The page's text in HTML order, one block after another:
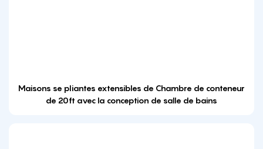
Maisons se pliantes extensibles de Chambre de conteneur
de 20ft avec la conception de salle de bains